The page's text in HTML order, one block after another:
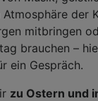
der
mitbringen
brauchen –
ein Gespräch.
zu Ostern und